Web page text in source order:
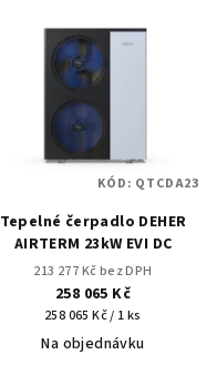
Tepelné čerpadlo DEHER
AIRTERM 23kW EVI DC
213 277 Kč bez DPH
258 065 Kč
Měrná
cena:
258 065 Kč / 1 ks
Na objednávku
KÓD: QTCDA23